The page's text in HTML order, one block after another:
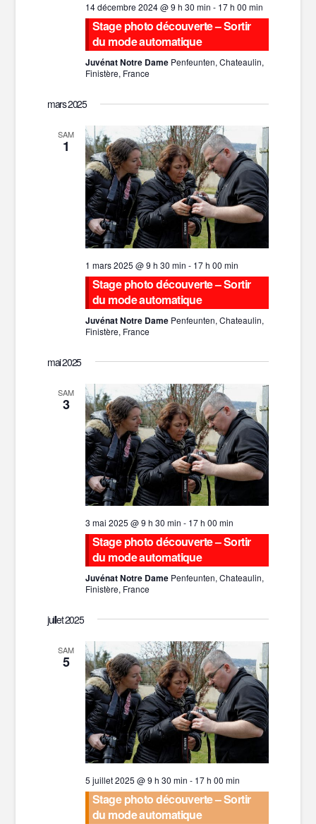
14 décembre 2024 @ 9 h 30 min - 17 h 00 min
Stage photo découverte – Sortir
du mode automatique
Juvénat Notre Dame Penfeunten, Chateaulin,
Finistère, France
mars 2025
SAM
1
1 mars 2025 @ 9 h 30 min - 17 h 00 min
Stage photo découverte – Sortir
du mode automatique
Juvénat Notre Dame Penfeunten, Chateaulin,
Finistère, France
mai 2025
SAM
3
3 mai 2025 @ 9 h 30 min - 17 h 00 min
Stage photo découverte – Sortir
du mode automatique
Juvénat Notre Dame Penfeunten, Chateaulin,
Finistère, France
juillet 2025
SAM
5
5 juillet 2025 @ 9 h 30 min - 17 h 00 min
Stage photo découverte – Sortir
du mode automatique